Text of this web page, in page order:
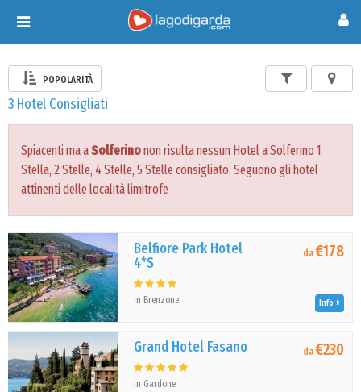
Toggle
navigation
POPOLARITÀ
3 Hotel Consigliati
Spiacenti ma aSolferinonon risulta nessun Hotel a Solferino 1
Stella, 2 Stelle, 4 Stelle, 5 Stelle consigliato. Seguono gli hotel
attinenti delle località limitrofe
Belfiore Park Hotel
4*S
in Brenzone
da€178
Info
Grand Hotel Fasano
in Gardone
da€230